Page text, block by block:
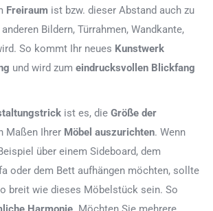
Freiraum ist bzw. dieser Abstand auch zu
Bildern, Türrahmen, Wandkante,
So kommt Ihr neues Kunstwerk
und wird zum eindrucksvollen Blickfang
ist es, die Größe der
Maßen Ihrer Möbel auszurichten. Wenn
über einem Sideboard, dem
oder dem Bett aufhängen möchten, sollte
breit wie dieses Möbelstück sein. So